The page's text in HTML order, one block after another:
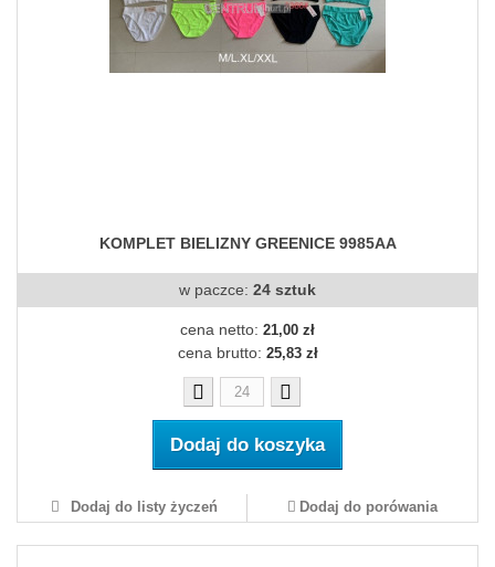
KOMPLET BIELIZNY GREENICE 9985AA
w paczce: 24 sztuk
cena netto: 21,00 zł
cena brutto: 25,83 zł
Dodaj do koszyka
Dodaj do listy życzeń Dodaj do porówania